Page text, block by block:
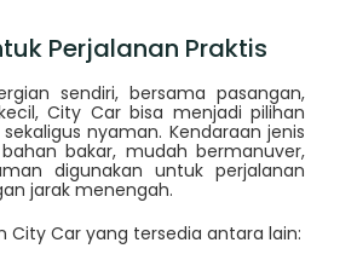
Perjalanan Praktis
sendiri, bersama pasangan,
City Car bisa menjadi pilihan
nyaman. Kendaraan jenis
bakar, mudah bermanuver,
digunakan untuk perjalanan
jarak menengah.
City Car yang tersedia antara lain: